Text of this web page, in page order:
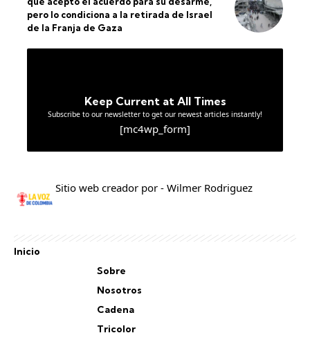
pero lo condiciona a la retirada de Israel
de la Franja de Gaza
Keep Current at All Times
Subscribe to our newsletter to get our newest articles instantly!
[mc4wp_form]
Sitio web creador por - Wilmer Rodriguez
Inicio
Sobre
Nosotros
Cadena
Tricolor